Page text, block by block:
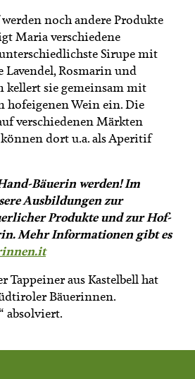
noch andere Produkte
Maria verschiedene
Sirupe mit
Lavendel, Rosmarin und
kellert sie gemeinsam mit
hofeigenen Wein ein. Die
verschiedenen Märkten
dort u.a. als Aperitif
Bäuerin werden! Im
Ausbildungen zur
Produkte und zur Hof-
Mehr Informationen gibt es
Tappeiner aus Kastelbell hat
Bäuerinnen.
absolviert.